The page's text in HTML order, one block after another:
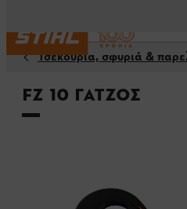
Τσεκούρια, σφυριά &
FZ 10 γάτζος